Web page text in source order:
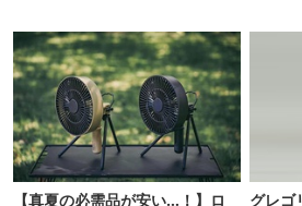
【真夏の必需品が安い…！】ロ
グレゴ